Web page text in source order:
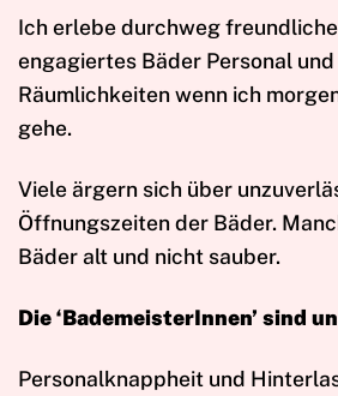
Ich erlebe durchweg
engagiertes Bäder Personal
Räumlichkeiten wenn ich
gehe.
Viele ärgern sich über
Öffnungszeiten der Bäder.
Bäder alt und nicht sauber.
Die ‘BademeisterInnen’ sind
Personalknappheit und